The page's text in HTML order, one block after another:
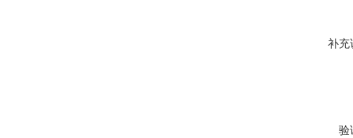
补充
验